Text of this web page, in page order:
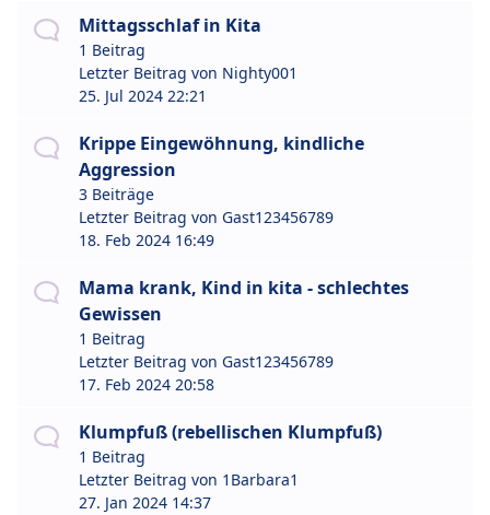
Mittagsschlaf in Kita
1 Beitrag
Letzter Beitrag von Nighty001
25. Jul 2024 22:21
Krippe Eingewöhnung, kindliche
Aggression
3 Beiträge
Letzter Beitrag von Gast123456789
18. Feb 2024 16:49
Mama krank, Kind in kita - schlechtes
Gewissen
1 Beitrag
Letzter Beitrag von Gast123456789
17. Feb 2024 20:58
Klumpfuß (rebellischen Klumpfuß)
1 Beitrag
Letzter Beitrag von 1Barbara1
27. Jan 2024 14:37